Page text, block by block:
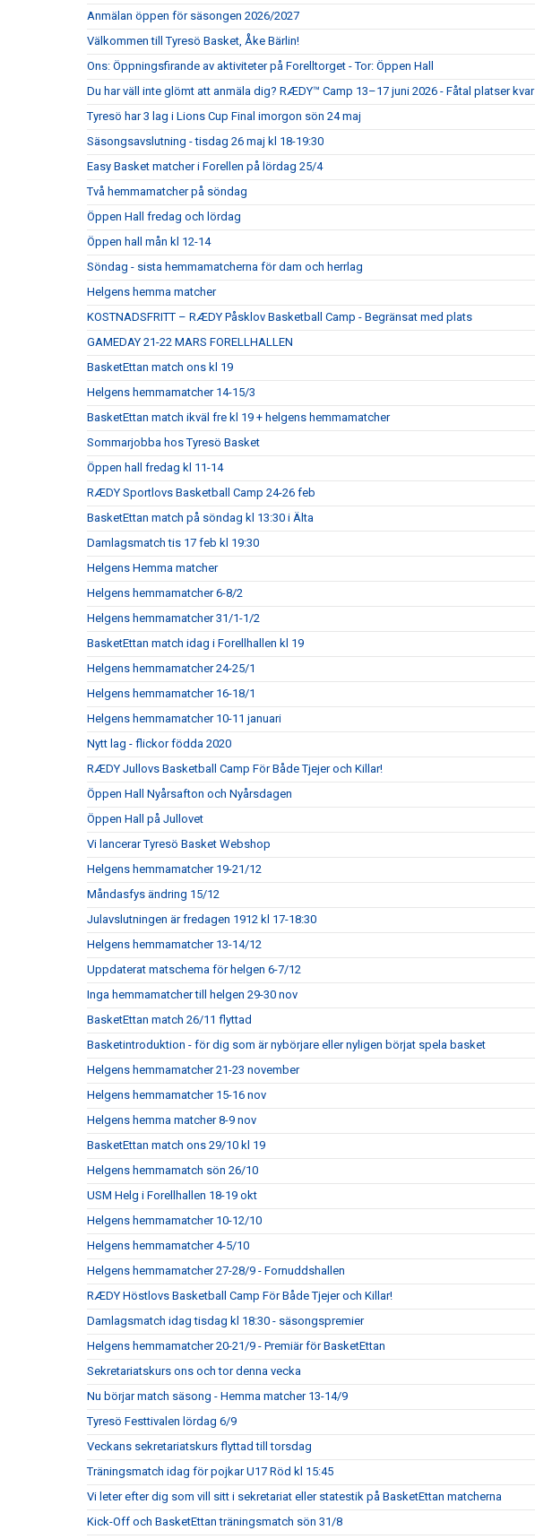
Anmälan öppen för säsongen 2026/2027
Välkommen till Tyresö Basket, Åke Bärlin!
Ons: Öppningsfirande av aktiviteter på Forelltorget - Tor: Öppen Hall
Du har väll inte glömt att anmäla dig? RÆDY™ Camp 13–17 juni 2026 - Fåtal platser kvar
Tyresö har 3 lag i Lions Cup Final imorgon sön 24 maj
Säsongsavslutning - tisdag 26 maj kl 18-19:30
Easy Basket matcher i Forellen på lördag 25/4
Två hemmamatcher på söndag
Öppen Hall fredag och lördag
Öppen hall mån kl 12-14
Söndag - sista hemmamatcherna för dam och herrlag
Helgens hemma matcher
KOSTNADSFRITT – RÆDY Påsklov Basketball Camp - Begränsat med plats
GAMEDAY 21-22 MARS FORELLHALLEN
BasketEttan match ons kl 19
Helgens hemmamatcher 14-15/3
BasketEttan match ikväl fre kl 19 + helgens hemmamatcher
Sommarjobba hos Tyresö Basket
Öppen hall fredag kl 11-14
RÆDY Sportlovs Basketball Camp 24-26 feb
BasketEttan match på söndag kl 13:30 i Älta
Damlagsmatch tis 17 feb kl 19:30
Helgens Hemma matcher
Helgens hemmamatcher 6-8/2
Helgens hemmamatcher 31/1-1/2
BasketEttan match idag i Forellhallen kl 19
Helgens hemmamatcher 24-25/1
Helgens hemmamatcher 16-18/1
Helgens hemmamatcher 10-11 januari
Nytt lag - flickor födda 2020
RÆDY Jullovs Basketball Camp För Både Tjejer och Killar!
Öppen Hall Nyårsafton och Nyårsdagen
Öppen Hall på Jullovet
Vi lancerar Tyresö Basket Webshop
Helgens hemmamatcher 19-21/12
Måndasfys ändring 15/12
Julavslutningen är fredagen 1912 kl 17-18:30
Helgens hemmamatcher 13-14/12
Uppdaterat matschema för helgen 6-7/12
Inga hemmamatcher till helgen 29-30 nov
BasketEttan match 26/11 flyttad
Basketintroduktion - för dig som är nybörjare eller nyligen börjat spela basket
Helgens hemmamatcher 21-23 november
Helgens hemmamatcher 15-16 nov
Helgens hemma matcher 8-9 nov
BasketEttan match ons 29/10 kl 19
Helgens hemmamatch sön 26/10
USM Helg i Forellhallen 18-19 okt
Helgens hemmamatcher 10-12/10
Helgens hemmamatcher 4-5/10
Helgens hemmamatcher 27-28/9 - Fornuddshallen
RÆDY Höstlovs Basketball Camp För Både Tjejer och Killar!
Damlagsmatch idag tisdag kl 18:30 - säsongspremier
Helgens hemmamatcher 20-21/9 - Premiär för BasketEttan
Sekretariatskurs ons och tor denna vecka
Nu börjar match säsong - Hemma matcher 13-14/9
Tyresö Festtivalen lördag 6/9
Veckans sekretariatskurs flyttad till torsdag
Träningsmatch idag för pojkar U17 Röd kl 15:45
Vi leter efter dig som vill sitt i sekretariat eller statestik på BasketEttan matcherna
Kick-Off och BasketEttan träningsmatch sön 31/8